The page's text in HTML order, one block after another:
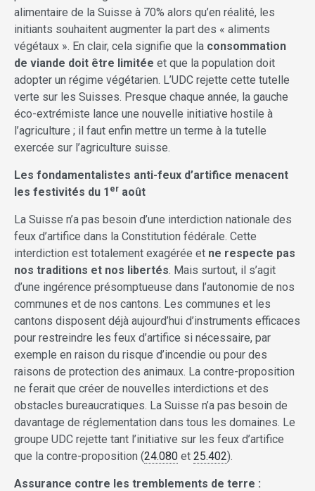
alimentaire de la Suisse à 70% alors qu’en réalité, les
initiants souhaitent augmenter la part des « aliments
végétaux ». En clair, cela signifie que la consommation
de viande doit être limitée et que la population doit
adopter un régime végétarien. L’UDC rejette cette tutelle
verte sur les Suisses. Presque chaque année, la gauche
éco-extrémiste lance une nouvelle initiative hostile à
l’agriculture ; il faut enfin mettre un terme à la tutelle
exercée sur l’agriculture suisse.
Les fondamentalistes anti-feux d’artifice menacent
les festivités du 1 er août
La Suisse n’a pas besoin d’une interdiction nationale des
feux d’artifice dans la Constitution fédérale. Cette
interdiction est totalement exagérée et ne respecte pas
nos traditions et nos libertés. Mais surtout, il s’agit
d’une ingérence présomptueuse dans l’autonomie de nos
communes et de nos cantons. Les communes et les
cantons disposent déjà aujourd’hui d’instruments efficaces
pour restreindre les feux d’artifice si nécessaire, par
exemple en raison du risque d’incendie ou pour des
raisons de protection des animaux. La contre-proposition
ne ferait que créer de nouvelles interdictions et des
obstacles bureaucratiques. La Suisse n’a pas besoin de
davantage de réglementation dans tous les domaines. Le
groupe UDC rejette tant l’initiative sur les feux d’artifice
que la contre-proposition (24.080 et 25.402).
Assurance contre les tremblements de terre :